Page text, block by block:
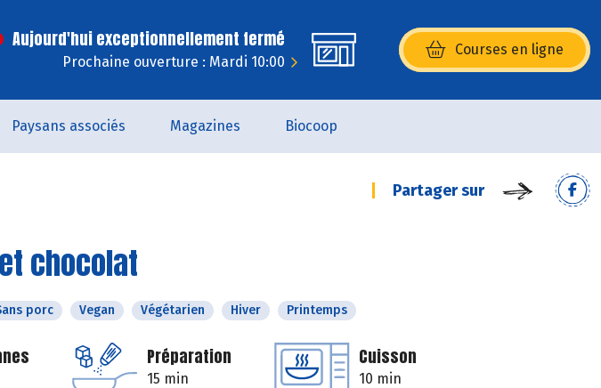
Aujourd'hui exceptionnellement fermé
Prochaine ouverture : Mardi 10:00
Courses en ligne
(s’ouvre dans une nouvelle
Paysans associés Magazines Biocoop
Partager sur
chocolat
porc Vegan Végétarien Hiver Printemps
Préparation
15 min
Cuisson
10 min